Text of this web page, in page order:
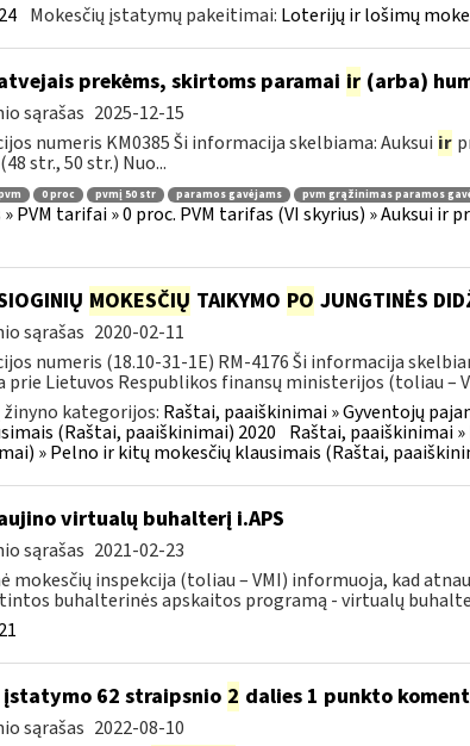
Mokesčių įstatymų pakeitimai: Loterijų ir lošimų
prekėms, skirtoms paramai ir(arba)
sąrašas 2025-12-15
numeris KM0385 Ši informacija skelbiama: Auksui ir
str., 50 str.) Nuo...
0 proc pvmį 50 str paramos gavėjams pvm grąžinimas paramos
PVM tarifai » 0 proc. PVM tarifas (VI skyrius) » Auksui
MOKESČIŲ TAIKYMO PO JUNGTINĖS
sąrašas 2020-02-11
numeris (18.10-31-1E) RM-4176 Ši informacija
prie Lietuvos Respublikos finansų ministerijos (toliau –
žinyno kategorijos: Raštai, paaiškinimai » Gyventojų
(Raštai, paaiškinimai) 2020 Raštai, paaiškinimai
» Pelno ir kitų mokesčių klausimais (Raštai,
virtualų buhalterį i.APS
sąrašas 2021-02-23
mokesčių inspekcija (toliau – VMI) informuoja, kad
buhalterinės apskaitos programą - virtualų
įstatymo 62 straipsnio 2 dalies 1 punkto
sąrašas 2022-08-10